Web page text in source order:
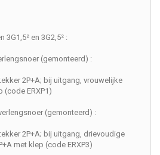
en 3G2,5² :
(gemonteerd) :
2P+A; bij uitgang, vrouwelijke
(code ERXP1)
(gemonteerd) :
2P+A; bij uitgang, drievoudige
met klep (code ERXP3)